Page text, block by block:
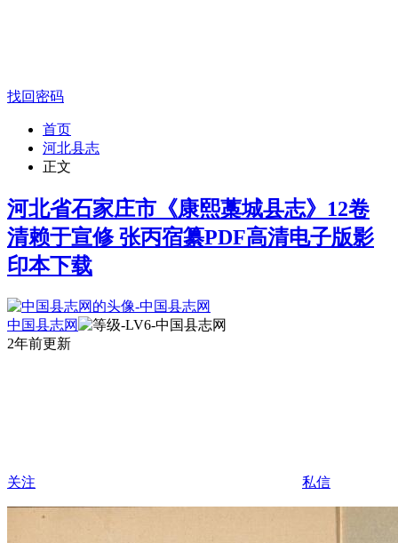
找回密码
首页
河北县志
正文
河北省石家庄市《康熙藁城县志》12卷
清赖于宣修 张丙宿纂PDF高清电子版影
印本下载
中国县志网
2年前更新
关注 私信